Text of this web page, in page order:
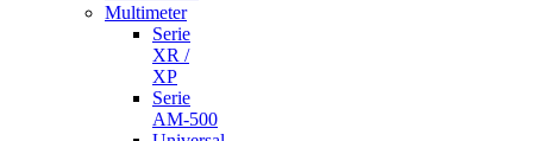
Multimeter
Serie
XR /
XP
Serie
AM-500